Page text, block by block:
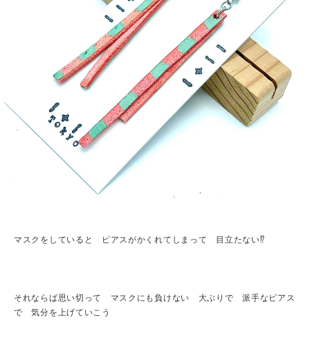
マスクをしていると ピアスがかくれてしまって 目立たない⁉︎
それならば思い切って マスクにも負けない 大ぶりで 派手なピアス
で 気分を上げていこう